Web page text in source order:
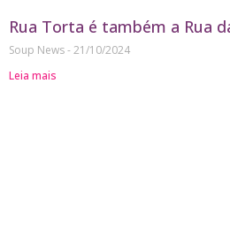
Rua Torta é também a Rua
Soup News 21/10/2024
Leia mais